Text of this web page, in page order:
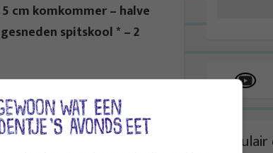
cm komkommer – halve
spitskool * – 2
stukjes noot’-versie werkt in